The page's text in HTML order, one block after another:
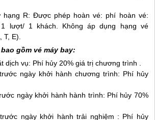
hạng R: Được phép hoàn vé: phí hoàn vé:
1 lượt/ 1 khách. Không áp dụng hạng vé
T, E).
gồm vé máy bay:
dịch vụ: Phí hủy 20% giá trị chương trình .
ngày khởi hành chương trình: Phí hủy
ngày khởi hành hành trình: Phí hủy 70%
ngày khởi hành trải nghiệm : Phí hủy